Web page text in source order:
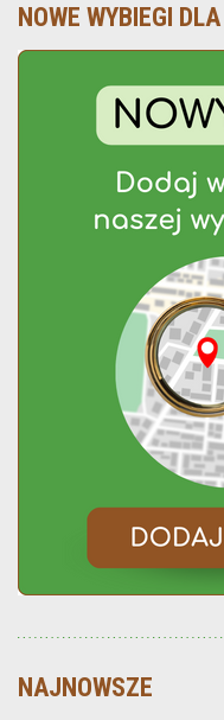
NOWE WYBIEGI
NAJNOWSZE